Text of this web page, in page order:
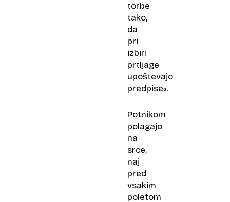
torbe
tako,
da
pri
izbiri
prtljage
upoštevajo
predpise«.
Potnikom
polagajo
na
srce,
naj
pred
vsakim
poletom